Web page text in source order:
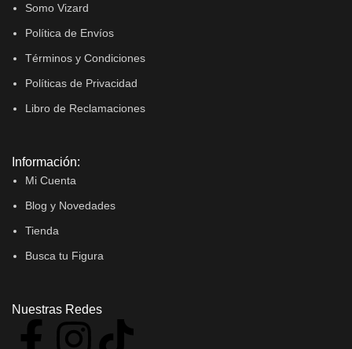
Somo Vizard
Política de Envíos
Términos y Condiciones
Políticas de Privacidad
Libro de Reclamaciones
Información:
Mi Cuenta
Blog y Novedades
Tienda
Busca tu Figura
Nuestras Redes